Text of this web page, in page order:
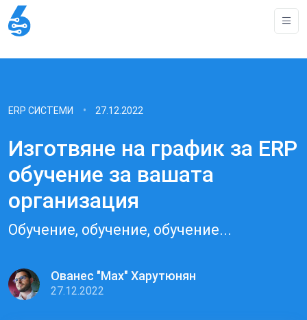
ERP СИСТЕМИ 27.12.2022
Изготвяне на график за ERP
обучение за вашата
организация
Обучение, обучение, обучение...
Ованес "Max" Харутюнян
27.12.2022